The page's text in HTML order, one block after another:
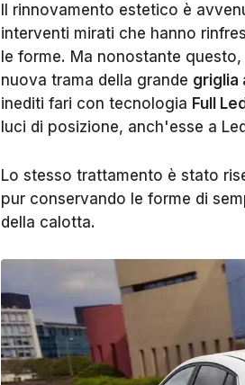
Il rinnovamento estetico è
interventi mirati che hanno
le forme. Ma nonostante
nuova trama della grande griglia
inediti fari con tecnologia Full Led
luci di posizione, anch'esse a
Lo stesso trattamento è stato
pur conservando le forme di
della calotta.